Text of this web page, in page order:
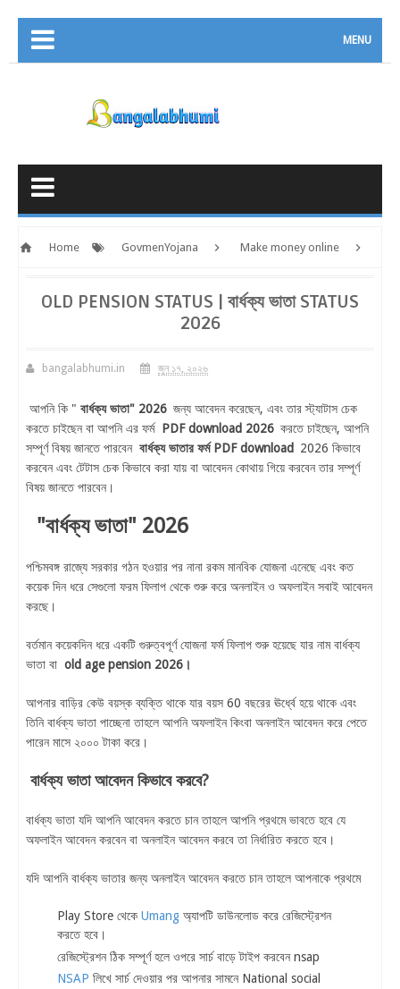
MENU
Home GovmenYojana Make money online
OLD PENSION STATUS | বার্ধক্য ভাতা STATUS
2026
bangalabhumi.in জুন ১৭, ২০২৬
আপনি কি " বার্ধক্য ভাতা" 2026 জন্য আবেদন করেছেন, এবং তার স্ট্যাটাস চেক
করতে চাইছেন বা আপনি এর ফর্ম PDF download 2026 করতে চাইছেন, আপনি
সম্পূর্ণ বিষয় জানতে পারবেন বার্ধক্য ভাতার ফর্ম PDF download
2026 কিভাবে
করবেন এবং টেটাস চেক কিভাবে করা যায় বা আবেদন কোথায় গিয়ে করবেন তার সম্পূর্ণ
বিষয় জানতে পারবেন।
"বার্ধক্য ভাতা" 2026
পশ্চিমবঙ্গ রাজ্যে সরকার গঠন হওয়ার পর নানা রকম মানবিক যোজনা এনেছে এবং কত
কয়েক দিন ধরে সেগুলো ফরম ফিলাপ থেকে শুরু করে অনলাইন ও অফলাইন সবাই আবেদন
করছে।
বর্তমান কয়েকদিন ধরে একটি গুরুত্বপূর্ণ যোজনা ফর্ম ফিলাপ শুরু হয়েছে যার নাম বার্ধক্য
ভাতা বা old age pension 2026।
আপনার বাড়ির কেউ বয়স্ক ব্যক্তি থাকে যার বয়স 60 বছরের ঊর্ধ্বে হয়ে থাকে এবং
তিনি বার্ধক্য ভাতা পাচ্ছেনা তাহলে আপনি অফলাইন কিংবা অনলাইন আবেদন করে পেতে
পারেন মাসে ২০০০ টাকা করে।
বার্ধক্য ভাতা আবেদন কিভাবে করবে?
বার্ধক্য ভাতা যদি আপনি আবেদন করতে চান তাহলে আপনি প্রথমে ভাবতে হবে যে
অফলাইন আবেদন করবেন বা অনলাইন আবেদন করবে তা নির্ধারিত করতে হবে।
যদি আপনি বার্ধক্য ভাতার জন্য অনলাইন আবেদন করতে চান তাহলে আপনাকে প্রথমে
Play Store থেকে Umang অ্যাপটি ডাউনলোড করে রেজিস্ট্রেশন
করতে হবে।
রেজিস্ট্রেশন ঠিক সম্পূর্ণ হলে ওপরে সার্চ বাড়ে টাইপ করবেন nsap
NSAP লিখে সার্চ দেওয়ার পর আপনার সামনে National social